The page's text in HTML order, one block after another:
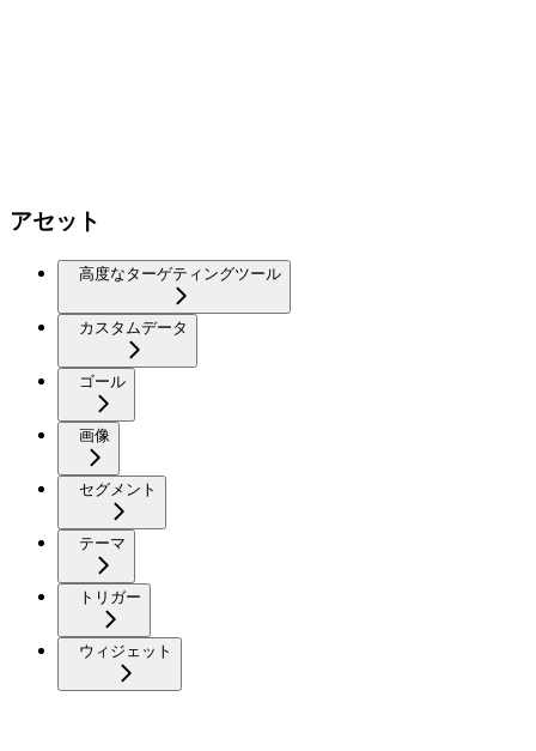
アセット
高度なターゲティングツール
カスタムデータ
ゴール
画像
セグメント
テーマ
トリガー
ウィジェット